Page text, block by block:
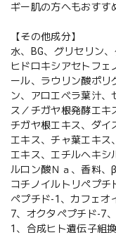
ギー肌の方へもおすす
【その他成分】
水、BG、グリセリン
ヒドロキシアセトフェ
ール、ラウリン酸ポリ
ン、アロエベラ葉汁
ス／チガヤ根発酵エキ
チガヤ根エキス、ダイ
エキス、チャ葉エキス
エキス、エチルヘキシ
ルロン酸Ｎａ、香料、
コチノイルトリペプチ
ペプチド-1、カフェオ
7、オクタペプチド-7
1、合成ヒト遺伝子組